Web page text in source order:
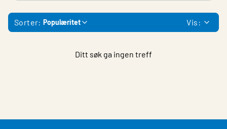
Sorter: Populæritet Vis:
Ditt søk ga ingen treff